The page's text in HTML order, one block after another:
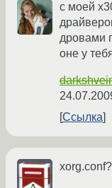
с моей
дровами
оне у
Ссылка
xorg.conf?